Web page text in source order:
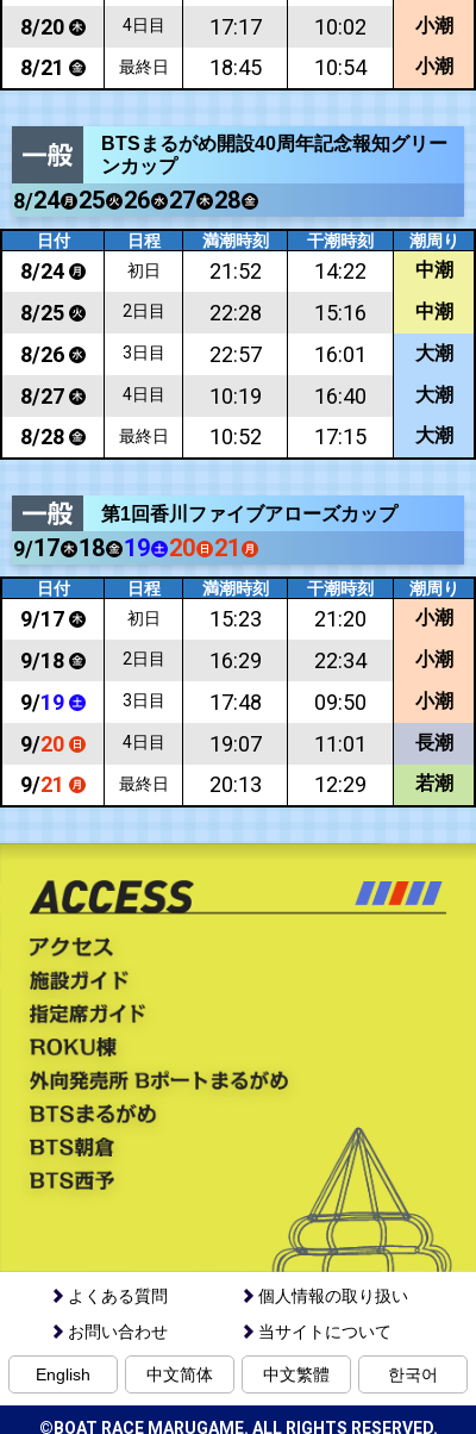
8/20 4日目 17:17 10:02 小潮
8/21 最終日 18:45 10:54 小潮
BTSまるがめ開設40周年記念報知グリー
ンカップ
8/24 25 26 27 28
日付 日程 満潮時刻 干潮時刻 潮周り
8/24 初日 21:52 14:22 中潮
8/25 2日目 22:28 15:16 中潮
8/26 3日目 22:57 16:01 大潮
8/27 4日目 10:19 16:40 大潮
8/28 最終日 10:52 17:15 大潮
第1回香川ファイブアローズカップ
9/17 18 19 20 21
日付 日程 満潮時刻 干潮時刻 潮周り
9/17 初日 15:23 21:20 小潮
9/18 2日目 16:29 22:34 小潮
9/19 3日目 17:48 09:50 小潮
9/20 4日目 19:07 11:01 長潮
9/21 最終日 20:13 12:29 若潮
よくある質問
個人情報の取り扱い
お問い合わせ
当サイトについて
English 中文简体 中文繁體 한국어
©BOAT RACE MARUGAME. ALL RIGHTS RESERVED.